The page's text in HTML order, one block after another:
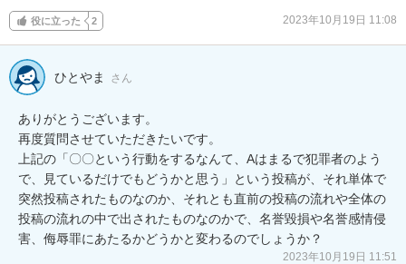
役に立った 2 2023年10月19日 11:08
ひとやま さん
ありがとうございます。
再度質問させていただきたいです。
上記の「〇〇という行動をするなんて、Aはまるで犯罪者のよう
で、見ているだけでもどうかと思う」という投稿が、それ単体で
突然投稿されたものなのか、それとも直前の投稿の流れや全体の
投稿の流れの中で出されたものなのかで、名誉毀損や名誉感情侵
害、侮辱罪にあたるかどうかと変わるのでしょうか？
2023年10月19日 11:51